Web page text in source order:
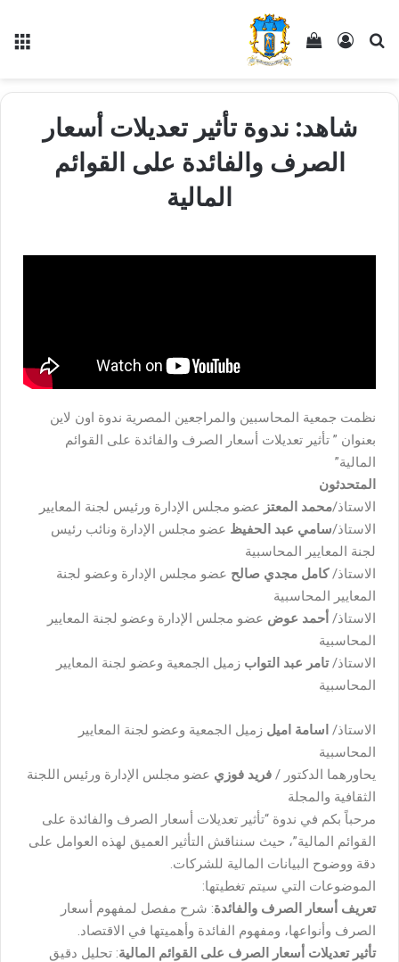
شاهد: ندوة تأثير تعديلات أسعار
الصرف والفائدة على القوائم
المالية
نظمت جمعية المحاسبين والمراجعين المصرية ندوة اون لاين
بعنوان ” تأثير تعديلات أسعار الصرف والفائدة على القوائم
المالية”
المتحدثون
الاستاذ/محمد المعتز عضو مجلس الإدارة ورئيس لجنة المعايير
الاستاذ/سامي عبد الحفيظ عضو مجلس الإدارة ونائب رئيس
لجنة المعايير المحاسبية
الاستاذ/كامل مجدي صالح عضو مجلس الإدارة وعضو لجنة
المعايير المحاسبية
الاستاذ/ أحمد عوض عضو مجلس الإدارة وعضو لجنة المعايير
المحاسبية
الاستاذ/تامر عبد التواب زميل الجمعية وعضو لجنة المعايير
المحاسبية
الاستاذ/ اسامة اميل زميل الجمعية وعضو لجنة المعايير
المحاسبية
يحاورهما الدكتور / فريد فوزي عضو مجلس الإدارة ورئيس اللجنة
الثقافية والمجلة
مرحباً بكم في ندوة “تأثير تعديلات أسعار الصرف والفائدة على
القوائم المالية”، حيث سنناقش التأثير العميق لهذه العوامل على
دقة ووضوح البيانات المالية للشركات.
الموضوعات التي سيتم تغطيتها:
تعريف أسعار الصرف والفائدة: شرح مفصل لمفهوم أسعار
الصرف وأنواعها، ومفهوم الفائدة وأهميتها في الاقتصاد.
تأثير تعديلات أسعار الصرف على القوائم المالية: تحليل دقيق